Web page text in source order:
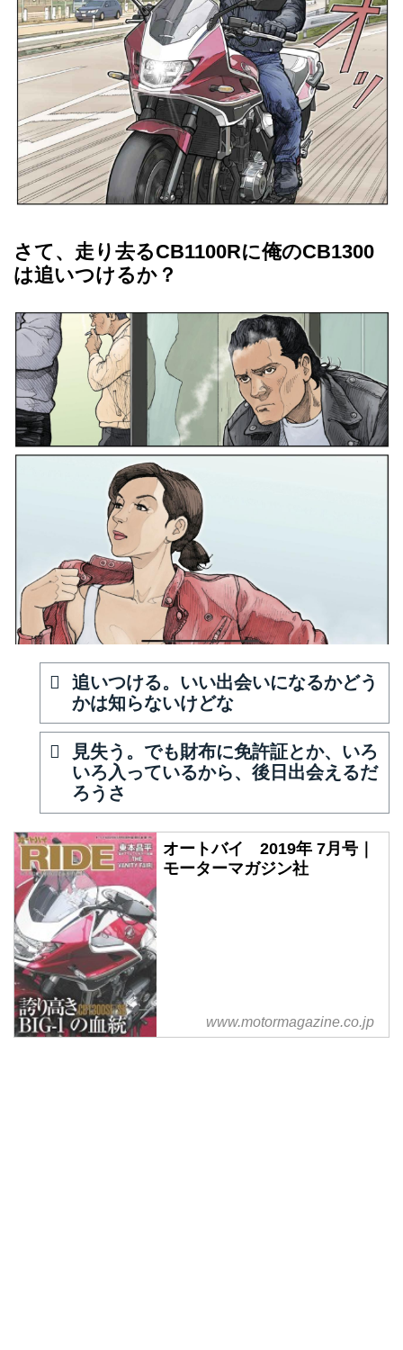
さて、走り去るCB1100Rに俺のCB1300
は追いつけるか？
追いつける。いい出会いになるかどう
かは知らないけどな
見失う。でも財布に免許証とか、いろ
いろ入っているから、後日出会えるだ
ろうさ
オートバイ 2019年 7月号｜
モーターマガジン社
www.motormagazine.co.jp